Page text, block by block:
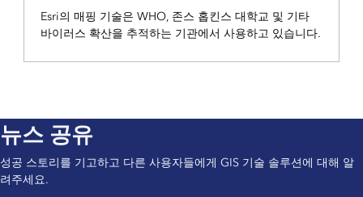
Esri의 매핑 기술은 WHO, 존스 홉킨스 대학교 및 기타
바이러스 확산을 추적하는 기관에서 사용하고 있습니다.
뉴스 공유
성공 스토리를 기고하고 다른 사용자들에게 GIS 기술 솔루션에 대해 알
려주세요.